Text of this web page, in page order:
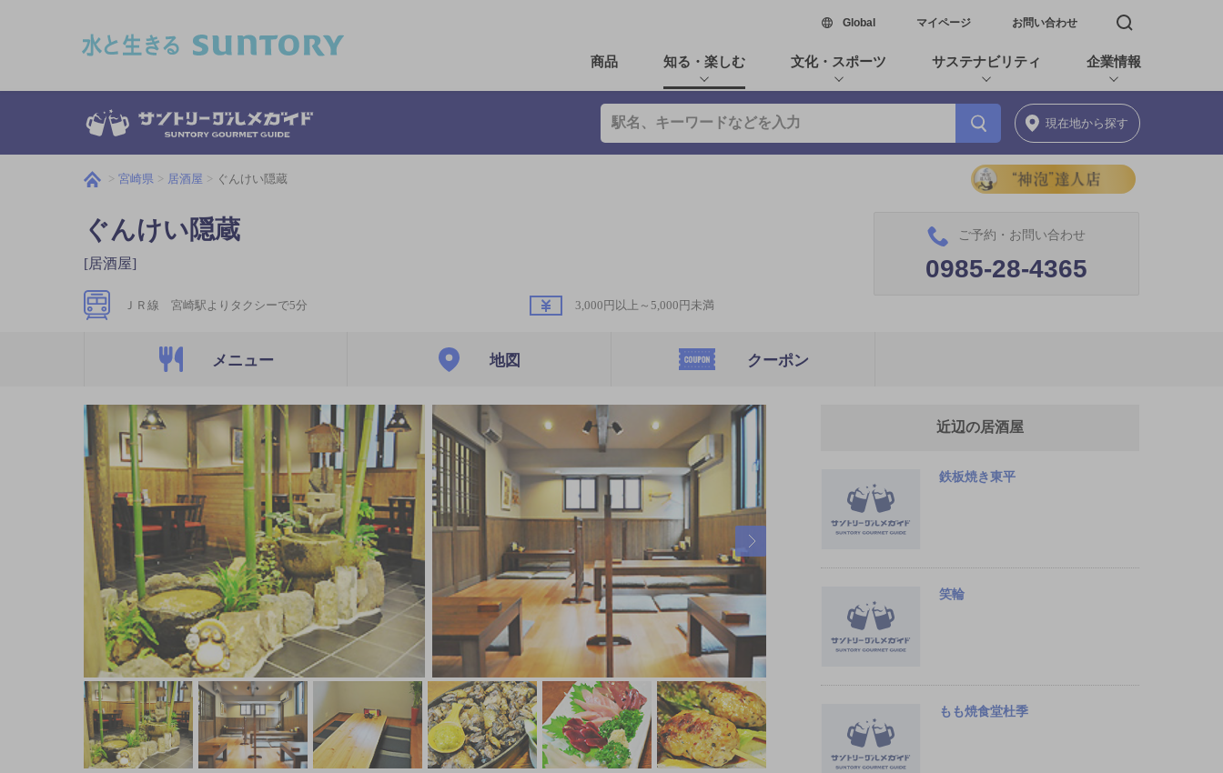
Global新しいウィンドウで開く
マイページ お問い合わせ 検索窓を開く
商品 知る・楽しむ 文化・スポーツ サステナビリティ 企業情報
現在地から探す
宮崎県 居酒屋 ぐんけい隠蔵
ぐんけい隠蔵
[居酒屋]
ＪＲ線 宮崎駅よりタクシーで5分 3,000円以上～5,000円未満
ご予約・お問い合わせ
0985-28-4365
メニュー 地図 クーポン
近辺の居酒屋
鉄板焼き東平
笑輪
もも焼食堂杜季